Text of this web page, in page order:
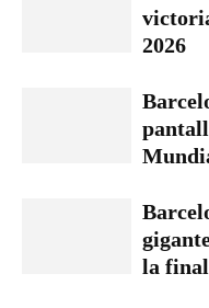
2026
la